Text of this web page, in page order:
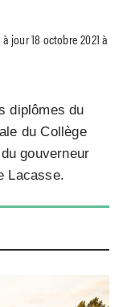
jour 18 octobre 2021 à
diplômes du
du Collège
gouverneur
Lacasse.